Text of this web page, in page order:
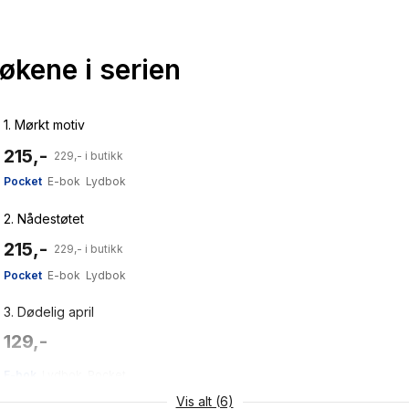
i serien
1. Mørkt motiv
215,- 229,- i butikk
Pocket E-bok Lydbok
2. Nådestøtet
215,- 229,- i butikk
Pocket E-bok Lydbok
3. Dødelig april
129,-
Vis alt (6)